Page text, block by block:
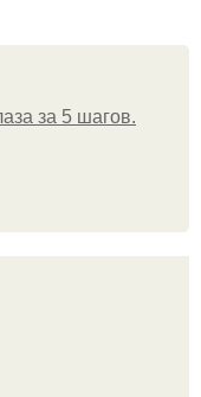
за 5 шагов.